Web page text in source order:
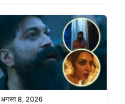
अगस्त 8, 2026